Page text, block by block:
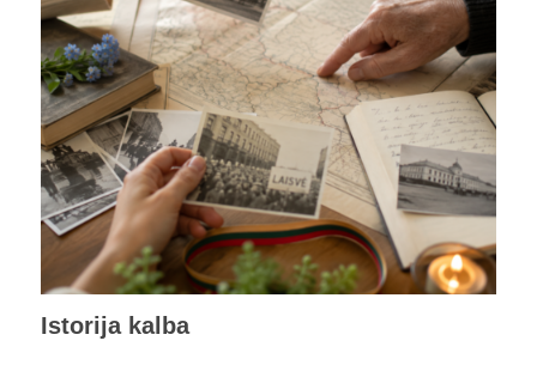
Istorija kalba